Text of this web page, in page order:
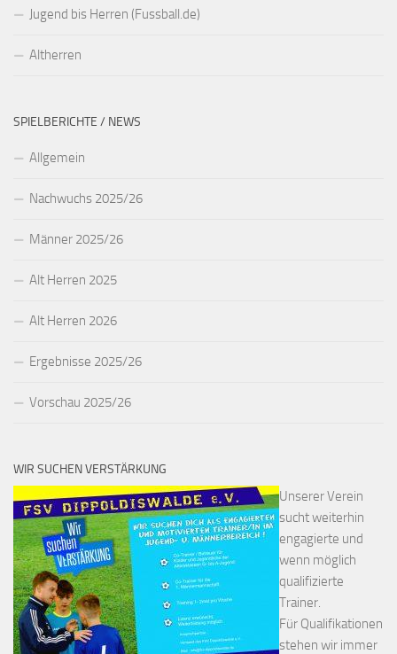
Jugend bis Herren (Fussball.de)
Altherren
SPIELBERICHTE / NEWS
Allgemein
Nachwuchs 2025/26
Männer 2025/26
Alt Herren 2025
Alt Herren 2026
Ergebnisse 2025/26
Vorschau 2025/26
WIR SUCHEN VERSTÄRKUNG
Unserer Verein
sucht weiterhin
engagierte und
wenn möglich
qualifizierte
Trainer.
Für Qualifikationen
stehen wir immer